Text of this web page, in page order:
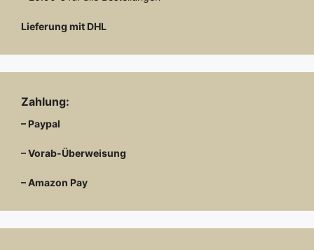
Lieferung mit DHL
Zahlung:
– Paypal
– Vorab-Überweisung
– Amazon Pay